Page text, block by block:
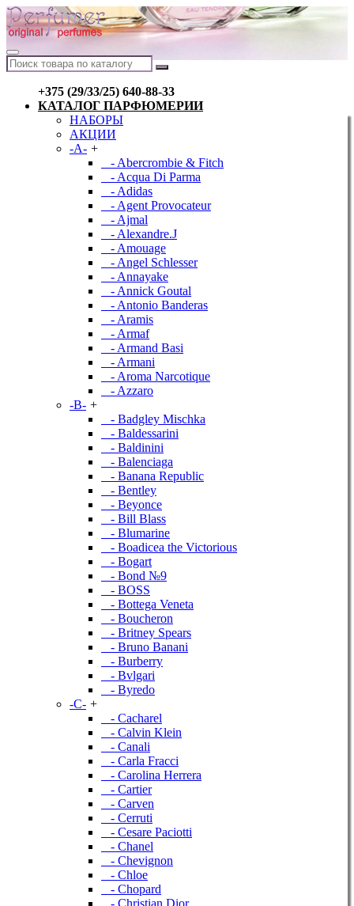
+375 (29/33/25) 640-88-33
КАТАЛОГ ПАРФЮМЕРИИ
НАБОРЫ
АКЦИИ
-A- +
- Abercrombie & Fitch
- Acqua Di Parma
- Adidas
- Agent Provocateur
- Ajmal
- Alexandre.J
- Amouage
- Angel Schlesser
- Annayake
- Annick Goutal
- Antonio Banderas
- Aramis
- Armaf
- Armand Basi
- Armani
- Aroma Narcotique
- Azzaro
-B- +
- Badgley Mischka
- Baldessarini
- Baldinini
- Balenciaga
- Banana Republic
- Bentley
- Beyonce
- Bill Blass
- Blumarine
- Boadicea the Victorious
- Bogart
- Bond №9
- BOSS
- Bottega Veneta
- Boucheron
- Britney Spears
- Bruno Banani
- Burberry
- Bvlgari
- Byredo
-C- +
- Cacharel
- Calvin Klein
- Canali
- Carla Fracci
- Carolina Herrera
- Cartier
- Carven
- Cerruti
- Cesare Paciotti
- Chanel
- Chevignon
- Chloe
- Chopard
- Christian Dior